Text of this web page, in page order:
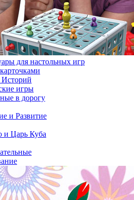
для настольных игр
игры
в дорогу
и Развитие
и Царь Куба